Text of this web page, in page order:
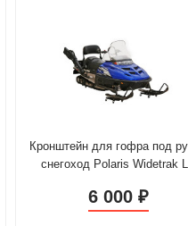
Кронштейн для гофра под
снегоход Polaris Widetrak
6 000₽